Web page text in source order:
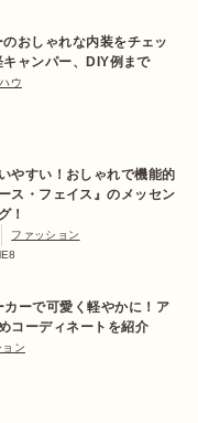
おしゃれな内装をチェッ
ャンパー、DIY例まで
ウ
やすい！おしゃれで機能的
ス・フェイス』のメッセン
！
ファッション
ーで可愛く軽やかに！ア
コーディネートを紹介
ョン
レンタル
オンライン
ショップ